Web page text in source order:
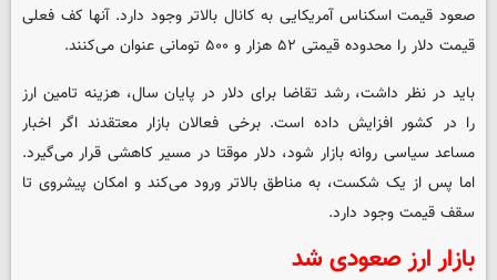
صعود قیمت اسکناس آمریکایی به کانال بالاتر وجود دارد. آنها کف فعلی
قیمت دلار را محدوده قیمتی ۵۲ هزار و ۵۰۰ تومانی عنوان می‌کنند.
باید در نظر داشت، رشد تقاضا برای دلار در پایان سال،‌ هزینه تامین ارز
را در کشور افزایش داده است. برخی فعالان بازار معتقدند اگر اخبار
مساعد سیاسی روانه بازار شود، دلار موقتا در مسیر کاهشی قرار می‌گیرد.
اما پس از یک شکست، به مناطق بالاتر ورود می‌کند و امکان پیشروی تا
سقف قیمت وجود دارد.
بازار ارز صعودی شد